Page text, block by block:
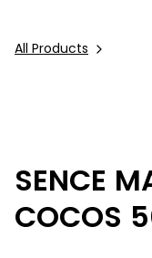
All Products
SENCE
COCOS